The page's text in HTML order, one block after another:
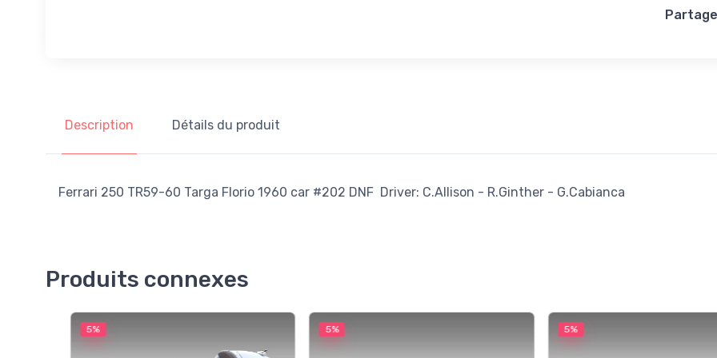
Description Détails du produit
Ferrari 250 TR59-60 Targa Florio 1960 car #202 DNF Driver: C.Allison - R.Ginther - G.Cabianca
Produits connexes
5% 5% 5%